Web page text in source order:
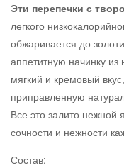
Эти перепечки с
легкого
обжаривается до
аппетитную начинку из
мягкий и кремовый
приправленную
Все это залито нежной
сочности и нежности
Состав: